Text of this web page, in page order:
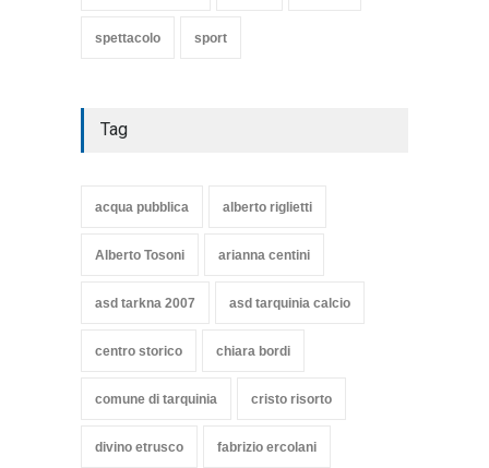
spettacolo sport
Tag
acqua pubblica alberto riglietti
Alberto Tosoni arianna centini
asd tarkna 2007 asd tarquinia calcio
centro storico chiara bordi
comune di tarquinia cristo risorto
divino etrusco fabrizio ercolani